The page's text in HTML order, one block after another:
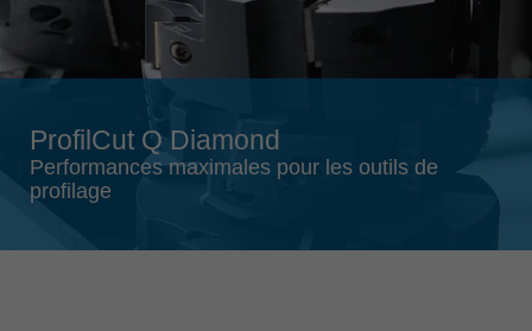
Schweiz
deutsch français
english
Suomi
ProfilCut Q Diamond
Performances maximales pour les outils de
profilage